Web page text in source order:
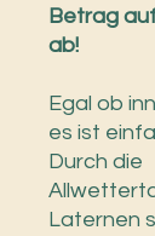
Betrag
ab!
Egal ob
es ist
Durch die
Laternen